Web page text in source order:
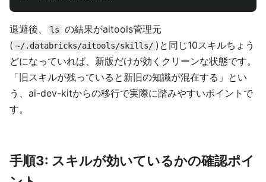
退避後、 ls
の結果がaitools管理元
( ~/.databricks/aitools/skills/ )と同じ10スキルちょう
どになっていれば、新版だけが効くクリーンな状態です。
「旧スキルが残っていると新旧の知識が混在する」とい
う、ai-dev-kitからの移行で実際に踏みやすいポイントで
す。
手順3: スキルが効いているかの確認ポイ